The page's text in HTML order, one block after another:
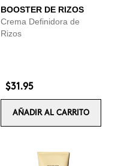
BOOSTER DE RIZOS
Crema Definidora de
Rizos
$31.95
AÑADIR AL CARRITO